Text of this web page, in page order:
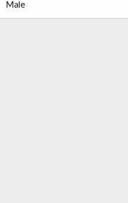
Male